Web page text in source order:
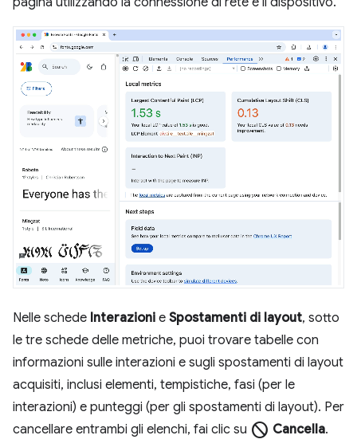
Nelle schede Interazioni e Spostamenti di layout, sotto
le tre schede delle metriche, puoi trovare tabelle con
informazioni sulle interazioni e sugli spostamenti di layout
acquisiti, inclusi elementi, tempistiche, fasi (per le
interazioni) e punteggi (per gli spostamenti di layout). Per
cancellare entrambi gli elenchi, fai clic su block Cancella.